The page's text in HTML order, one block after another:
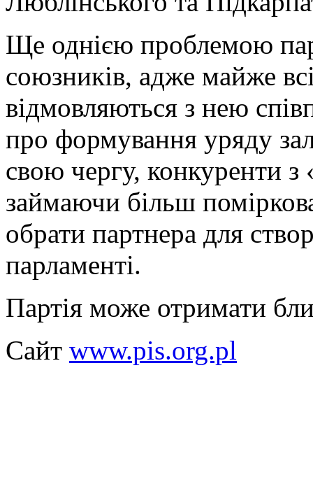
Ще однією проблемою
союзників, адже майже
відмовляються з нею
про формування уряду
свою чергу, конкуренти
займаючи більш
обрати партнера для
парламенті.
Партія може отримати
Сайт www.pis.org.pl